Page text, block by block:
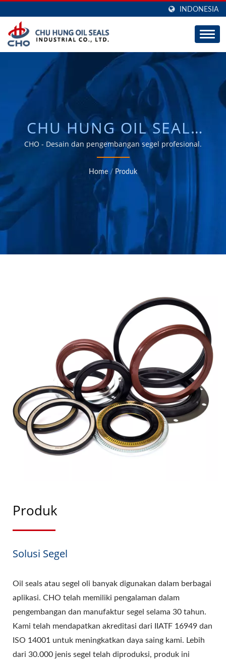
INDONESIA
CHU HUNG OIL SEALS
INDUSTRIAL CO., LTD.
CHO - Desain dan pengembangan segel profesional.
Home / Produk
Produk
Solusi Segel
Oil seals atau segel oli banyak digunakan dalam berbagai
aplikasi. CHO telah memiliki pengalaman dalam
pengembangan dan manufaktur segel selama 30 tahun.
Kami telah mendapatkan akreditasi dari IIATF 16949 dan
ISO 14001 untuk meningkatkan daya saing kami. Lebih
dari 30.000 jenis segel telah diproduksi, produk ini